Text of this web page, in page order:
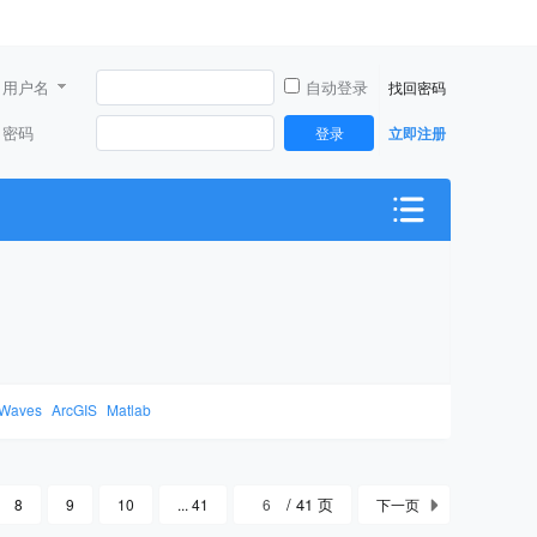
用户名 自动登录 找回密码
密码 登录 立即注册
ArcGIS Matlab
8 9 10 ... 41 / 41 页 下一页